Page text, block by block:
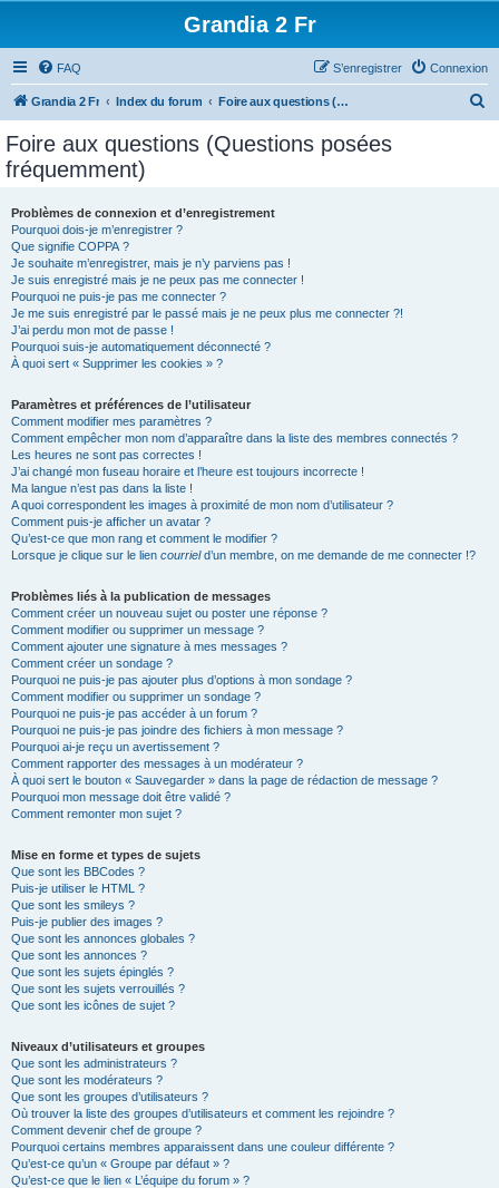
Grandia 2 Fr
FAQ Connexion
S’enregistrer
Grandia 2 Fr Index du forum Foire aux questions (Questions posées fréquemment)
Foire aux questions (Questions posées
fréquemment)
Problèmes de connexion et d’enregistrement
Pourquoi dois-je m’enregistrer ?
Que signifie COPPA ?
Je souhaite m’enregistrer, mais je n’y parviens pas !
Je suis enregistré mais je ne peux pas me connecter !
Pourquoi ne puis-je pas me connecter ?
Je me suis enregistré par le passé mais je ne peux plus me connecter ?!
J’ai perdu mon mot de passe !
Pourquoi suis-je automatiquement déconnecté ?
À quoi sert « Supprimer les cookies » ?
Paramètres et préférences de l’utilisateur
Comment modifier mes paramètres ?
Comment empêcher mon nom d’apparaître dans la liste des membres connectés ?
Les heures ne sont pas correctes !
J’ai changé mon fuseau horaire et l’heure est toujours incorrecte !
Ma langue n’est pas dans la liste !
A quoi correspondent les images à proximité de mon nom d’utilisateur ?
Comment puis-je afficher un avatar ?
Qu’est-ce que mon rang et comment le modifier ?
Lorsque je clique sur le lien courrield’un membre, on me demande de me connecter !?
Problèmes liés à la publication de messages
Comment créer un nouveau sujet ou poster une réponse ?
Comment modifier ou supprimer un message ?
Comment ajouter une signature à mes messages ?
Comment créer un sondage ?
Pourquoi ne puis-je pas ajouter plus d’options à mon sondage ?
Comment modifier ou supprimer un sondage ?
Pourquoi ne puis-je pas accéder à un forum ?
Pourquoi ne puis-je pas joindre des fichiers à mon message ?
Pourquoi ai-je reçu un avertissement ?
Comment rapporter des messages à un modérateur ?
À quoi sert le bouton « Sauvegarder » dans la page de rédaction de message ?
Pourquoi mon message doit être validé ?
Comment remonter mon sujet ?
Mise en forme et types de sujets
Que sont les BBCodes ?
Puis-je utiliser le HTML ?
Que sont les smileys ?
Puis-je publier des images ?
Que sont les annonces globales ?
Que sont les annonces ?
Que sont les sujets épinglés ?
Que sont les sujets verrouillés ?
Que sont les icônes de sujet ?
Niveaux d’utilisateurs et groupes
Que sont les administrateurs ?
Que sont les modérateurs ?
Que sont les groupes d’utilisateurs ?
Où trouver la liste des groupes d’utilisateurs et comment les rejoindre ?
Comment devenir chef de groupe ?
Pourquoi certains membres apparaissent dans une couleur différente ?
Qu’est-ce qu’un « Groupe par défaut » ?
Qu’est-ce que le lien « L’équipe du forum » ?